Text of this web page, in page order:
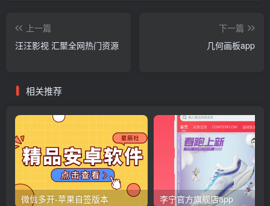
上一篇
汪汪影视 汇聚全网热门资源
下一篇
几何画板app
相关推荐
微信多开-苹果自签版本 李宁官方旗舰店app